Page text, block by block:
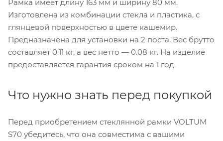
Рамка имеет длину 163 мм и ширину 80 мм.
Изготовлена из комбинации стекла и пластика, с
глянцевой поверхностью в цвете кашемир.
Предназначена для установки на 2 поста. Вес брутто
составляет 0.11 кг, а вес нетто — 0.08 кг. На изделие
предоставляется гарантия сроком на 1 год.
Что нужно знать перед покупкой
Перед приобретением стеклянной рамки VOLTUM
S70 убедитесь, что она совместима с вашими